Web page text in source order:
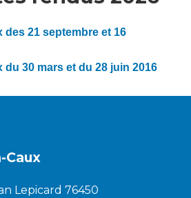
21 septembre et 16
30 mars et du 28 juin 2016
Caux
Lepicard 76450